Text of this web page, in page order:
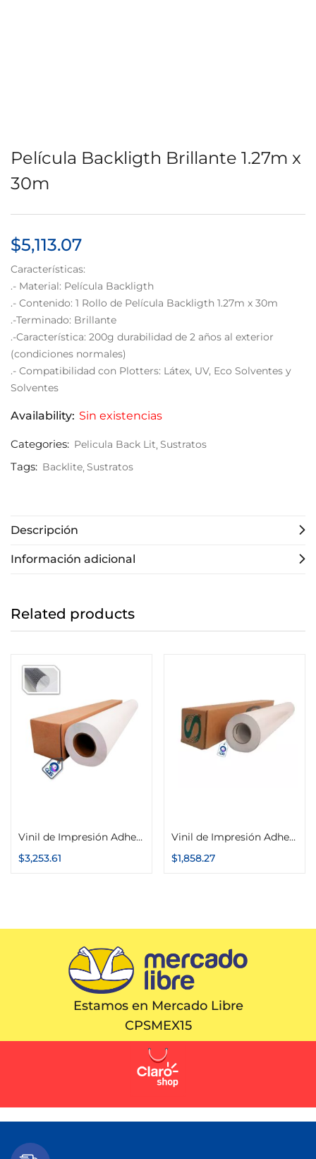
Película Backligth Brillante 1.27m x
30m
$5,113.07
Características:
.- Material: Película Backligth
.- Contenido: 1 Rollo de Película Backligth 1.27m x 30m
.-Terminado: Brillante
.-Característica: 200g durabilidad de 2 años al exterior
(condiciones normales)
.- Compatibilidad con Plotters: Látex, UV, Eco Solventes y
Solventes
Availability: Sin existencias
Categories: Pelicula Back Lit Sustratos
Tags: Backlite Sustratos
Descripción
Información adicional
Related products
Vinil de Impresión Adhesivo Microperforado 1.37m x 50m Slite
$3,253.61
Vinil de Impresión Adhesivo Brillante o Mate 1.52m x 50m Calidad de Importación
$1,858.27
Estamos en Mercado Libre
CPSMEX15